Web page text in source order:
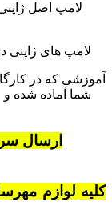
لامپ اصل ژاپنی
لامپ های ژاپنی دستگاه دارای
شما آماده شده
ارسال